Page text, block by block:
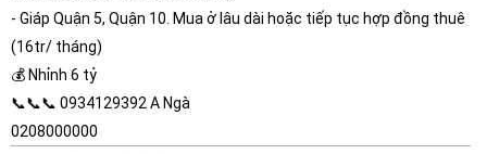
- Giáp Quận 5, Quận 10. Mua ở lâu dài hoặc tiếp tục hợp đồng thuê
(16tr/ tháng)
💰 Nhỉnh 6 tỷ
📞📞📞 0934129392 A Ngà
0208000000